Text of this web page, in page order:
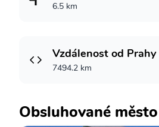
6.5 km
Vzdálenost od Prahy
7494.2 km
Obsluhované město